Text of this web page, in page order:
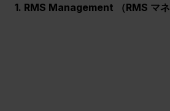
1. RMS Management （RMS マ